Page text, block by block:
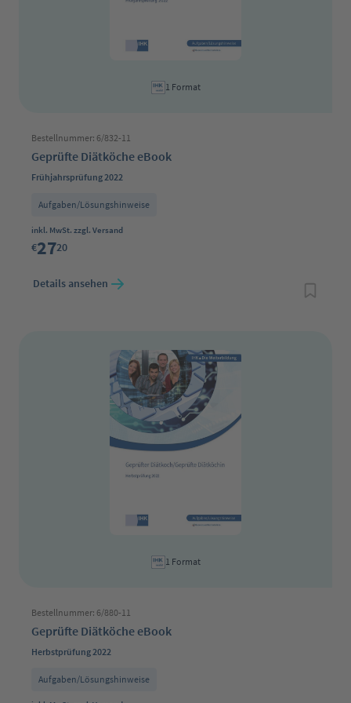
1 Format
Bestellnummer: 6/832-11
Geprüfte Diätköche eBook
Frühjahrsprüfung 2022
Aufgaben/Lösungshinweise
Regulärer Preis:
inkl. MwSt. zzgl. Versand
€2720
Details ansehen
1 Format
Bestellnummer: 6/880-11
Geprüfte Diätköche eBook
Herbstprüfung 2022
Aufgaben/Lösungshinweise